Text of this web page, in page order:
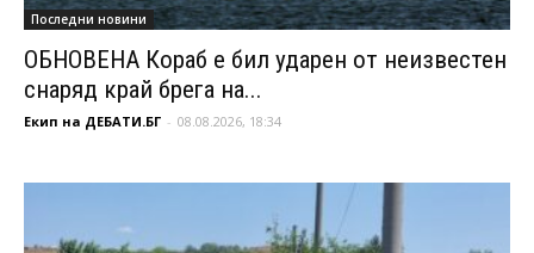
Последни новини
ОБНОВЕНА Кораб е бил ударен от неизвестен
снаряд край брега на...
Екип на ДЕБАТИ.БГ - 08.08.2026, 18:34